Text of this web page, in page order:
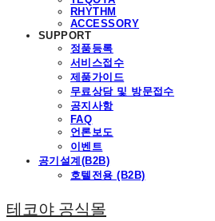
RHYTHM
ACCESSORY
SUPPORT
정품등록
서비스접수
제품가이드
무료상담 및 방문접수
공지사항
FAQ
언론보도
이벤트
공기설계(B2B)
호텔전용 (B2B)
테코야 공식몰